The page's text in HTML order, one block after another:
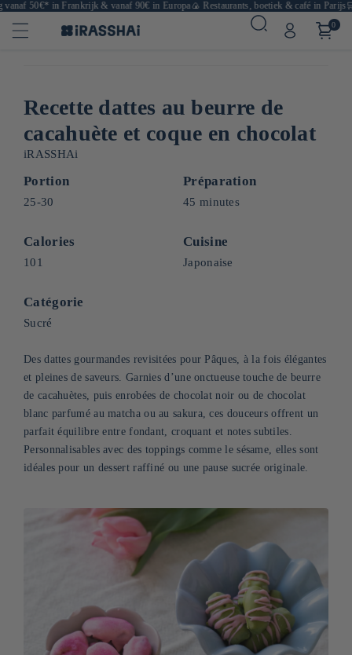
50€* in Frankrijk & vanaf 90€ in Europa🍙 Restaurants, boetiek & café in Parijs🛒
0
Recette dattes au beurre de
cacahuète et coque en chocolat
iRASSHAi
Portion
25-30
Préparation
45 minutes
Calories
101
Cuisine
Japonaise
Catégorie
Sucré
Des dattes gourmandes revisitées pour Pâques, à la fois élégantes
et pleines de saveurs. Garnies d’une onctueuse touche de beurre
de cacahuètes, puis enrobées de chocolat noir ou de chocolat
blanc parfumé au matcha ou au sakura, ces douceurs offrent un
parfait équilibre entre fondant, croquant et notes subtiles.
Personnalisables avec des toppings comme le sésame, elles sont
idéales pour un dessert raffiné ou une pause sucrée originale.